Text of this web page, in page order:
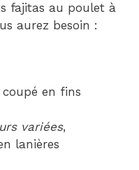
fajitas au poulet à
aurez besoin :
coupé en fins
variées,
lanières